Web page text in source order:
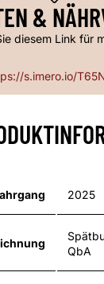
&
diesem Link für
s.imero.io/
2025
QbA